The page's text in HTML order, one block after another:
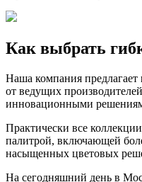
Как выбрать
Наша компания
от ведущих
инновационными
Практически все
палитрой, включающей
насыщенных цветовых
На сегодняшний день в